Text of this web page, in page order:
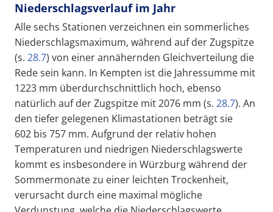
Niederschlagsverlauf im Jahr
Alle sechs Stationen verzeichnen ein sommerliches
Niederschlagsmaximum, während auf der Zugspitze
(s. 28.7) von einer annähernden Gleichverteilung die
Rede sein kann. In Kempten ist die Jahressumme mit
1223 mm überdurchschnittlich hoch, ebenso
natürlich auf der Zugspitze mit 2076 mm (s. 28.7). An
den tiefer gelegenen Klimastationen beträgt sie
602 bis 757 mm. Aufgrund der relativ hohen
Temperaturen und niedrigen Niederschlagswerte
kommt es insbesondere in Würzburg während der
Sommermonate zu einer leichten Trockenheit,
verursacht durch eine maximal mögliche